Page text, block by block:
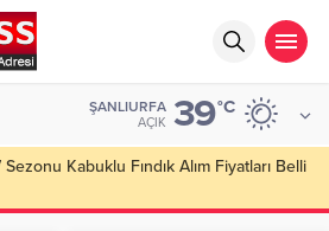
ŞANLIURFA
AÇIK 39°C
Her Gün 4 Bin 898 Kişiye Sıcak